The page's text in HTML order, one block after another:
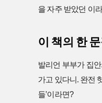
을 자주 받았던 이
이 책의 한
발리언 부부가 집
가고 있다니. 완전
들’이라면?